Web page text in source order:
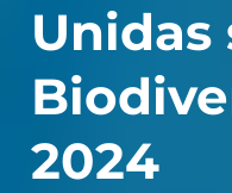
Unidas
2024